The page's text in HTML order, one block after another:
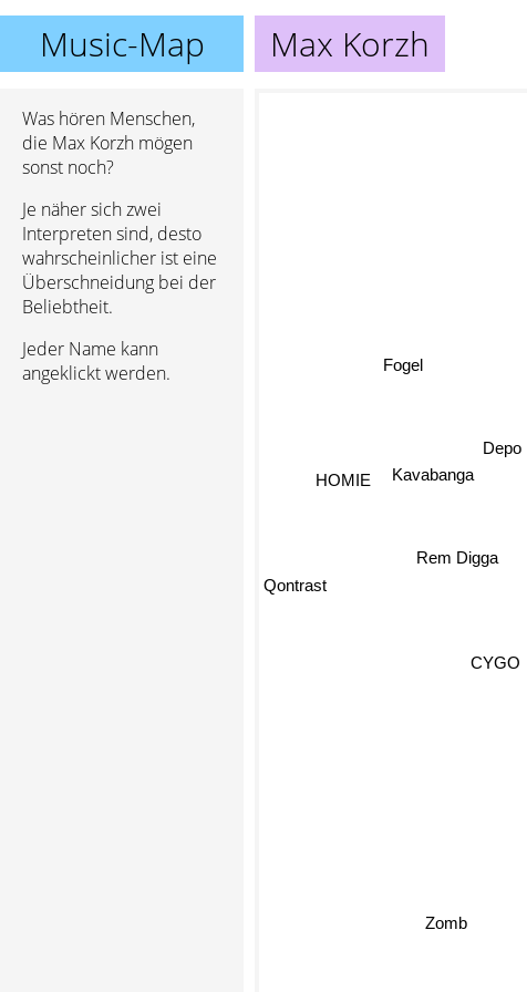
Music-Map Max Korzh
Was hören Menschen,
die Max Korzh mögen
sonst noch?
Je näher sich zwei
Interpreten sind, desto
wahrscheinlicher ist eine
Überschneidung bei der
Beliebtheit.
Jeder Name kann
angeklickt werden.
Depo
CYGO
Kavabanga
Rem Digga
HOMIE
Qontrast
Fogel